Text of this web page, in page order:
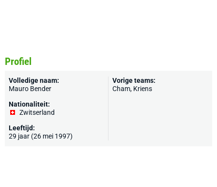
Profiel
Volledige naam:
Mauro Bender
Nationaliteit:
Zwitserland
Leeftijd:
29 jaar (26 mei 1997)
Vorige teams:
Cham, Kriens